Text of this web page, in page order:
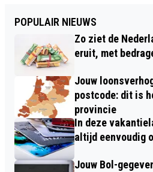
POPULAIR NIEUWS
Zo ziet de
eruit, met
Jouw
postcode: dit is
provincie
In deze
altijd eenvoudig
Jouw Bol-